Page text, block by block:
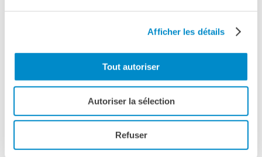
Afficher les détails
Tout autoriser
Autoriser la sélection
Refuser
ARCHIVIO
Dialoghi del Farnese
Farnèse à la page
Festa della musica
Incontro italo-francesi sul
mondo di domani
La Notte delle Idee
Operazioni artistiche
PERCHÉ IMPARARE IL
FRANCESE
PA­LAZ­ZO LENZI | FI­REN­ZE